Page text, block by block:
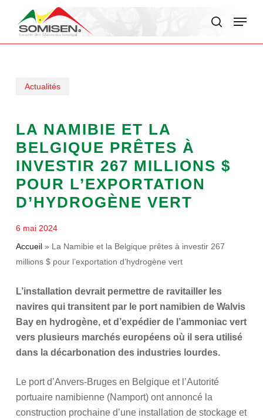
Menu
Actualités
LA NAMIBIE ET LA
BELGIQUE PRÊTES À
INVESTIR 267 MILLIONS $
POUR L’EXPORTATION
D’HYDROGÈNE VERT
6 mai 2024
Accueil» La Namibie et la Belgique prêtes à investir 267
millions $ pour l’exportation d’hydrogène vert
L’installation devrait permettre de ravitailler les
navires qui transitent par le port namibien de Walvis
Bay en hydrogène, et d’expédier de l’ammoniac vert
vers plusieurs marchés européens où il sera utilisé
dans la décarbonation des industries lourdes.
Le port d’Anvers-Bruges en Belgique et l’Autorité
portuaire namibienne (Namport) ont annoncé la
construction prochaine d’une installation de stockage et